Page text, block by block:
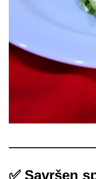
✅ Savršen